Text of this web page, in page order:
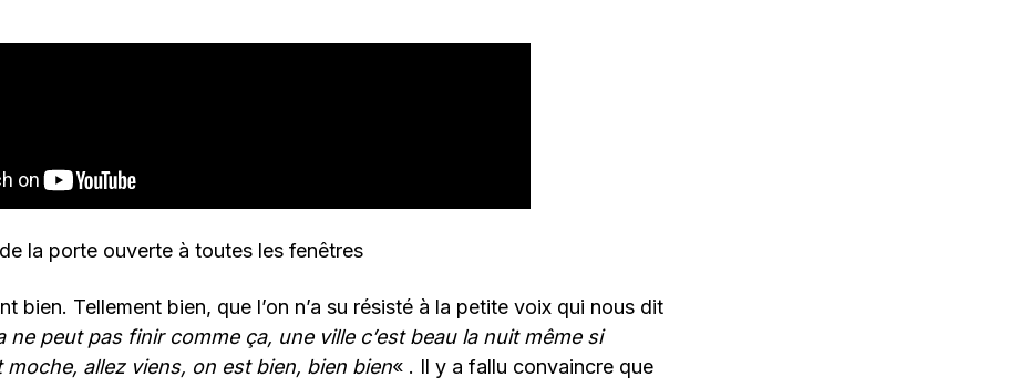
la porte ouverte à toutes les fenêtres
bien. Tellement bien, que l’on n’a su résisté à la petite voix qui nous dit
ne peut pas finir comme ça, une ville c’est beau la nuit même si
moche, allez viens, on est bien, bien bien« . Il y a fallu convaincre que